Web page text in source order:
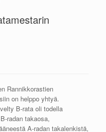
Rannikkorastien
on helppo yhtyä.
B-rata oli todella
radan takaosa,
A-radan takalenkistä,